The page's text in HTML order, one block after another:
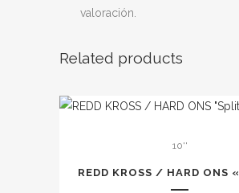
valoración.
Related products
tiene
10''
REDD KROSS / HARD ONS